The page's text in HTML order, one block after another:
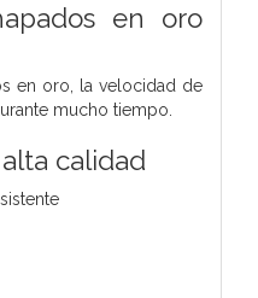
en oro
en oro, la velocidad de
mucho tiempo.
calidad